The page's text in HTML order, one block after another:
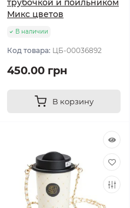
трубочкой и поильником
Микс цветов
В наличии
Код товара: ЦБ-00036892
450.00 грн
В корзину